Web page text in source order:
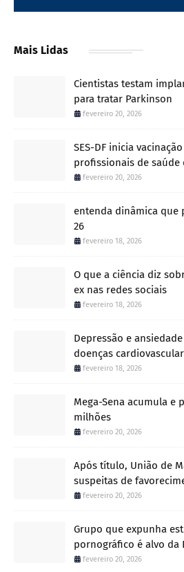
Mais Lidas
Cientistas testam
para tratar Parkinson
fevereiro 20, 2026
SES-DF inicia
profissionais de saúde
fevereiro 20, 2026
entenda dinâmica que
26
fevereiro 18, 2026
O que a ciência diz
ex nas redes sociais
fevereiro 18, 2026
Depressão e
doenças
fevereiro 18, 2026
Mega-Sena acumula e
milhões
fevereiro 20, 2026
Após título, União de
suspeitas de
fevereiro 20, 2026
Grupo que expunha
pornográfico é alvo da
fevereiro 20, 2026